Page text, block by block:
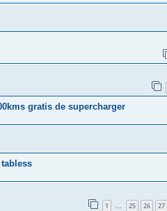
gratis de supercharger
1 ... 25 26 27